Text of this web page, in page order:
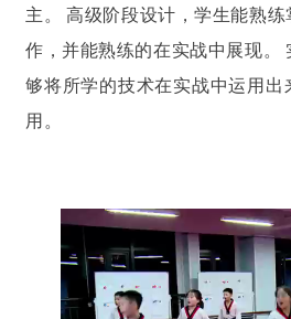
主。
高级阶段设计，学生能熟
作，并能熟练的在实战中展现。
够将所学的技术在实战中运用
用。